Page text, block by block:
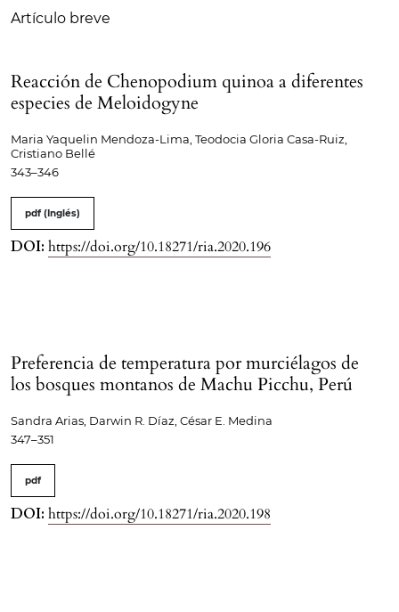
Artículo breve
Reacción de Chenopodium quinoa a diferentes
especies de Meloidogyne
Maria Yaquelin Mendoza-Lima, Teodocia Gloria Casa-Ruiz,
Cristiano Bellé
343–346
pdf (Inglés)
DOI: https://doi.org/10.18271/ria.2020.196
Preferencia de temperatura por murciélagos de
los bosques montanos de Machu Picchu, Perú
Sandra Arias, Darwin R. Díaz, César E. Medina
347–351
pdf
DOI: https://doi.org/10.18271/ria.2020.198